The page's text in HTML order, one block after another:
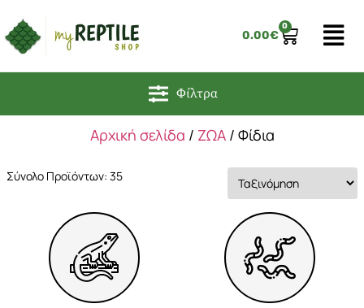
0.00€
0
Αρχική σελίδα / ΖΩΑ/ Φίδια
Σύνολο Προϊόντων: 35
Φίλτρα